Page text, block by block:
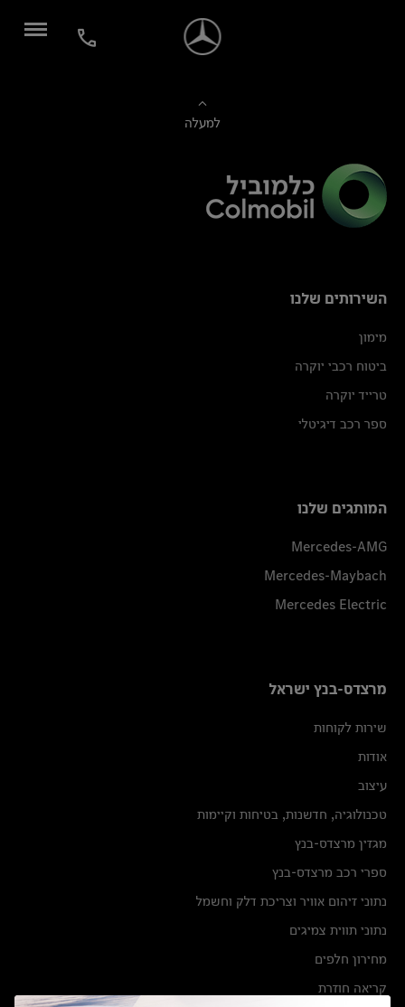
למעלה
השירותים שלנו
מימון
ביטוח רכבי יוקרה
טרייד יוקרה
ספר רכב דיגיטלי
המותגים שלנו
Mercedes-AMG
Mercedes-Maybach
Mercedes Electric
מרצדס-בנץ ישראל
שירות לקוחות
אודות
עיצוב
טכנולוגיה, חדשנות, בטיחות וקיימות
מגזין מרצדס-בנץ
ספרי רכב מרצדס-בנץ
נתוני זיהום אוויר וצריכת דלק וחשמל
נתוני תווית צמיגים
מחירון חלפים
קריאה חוזרת